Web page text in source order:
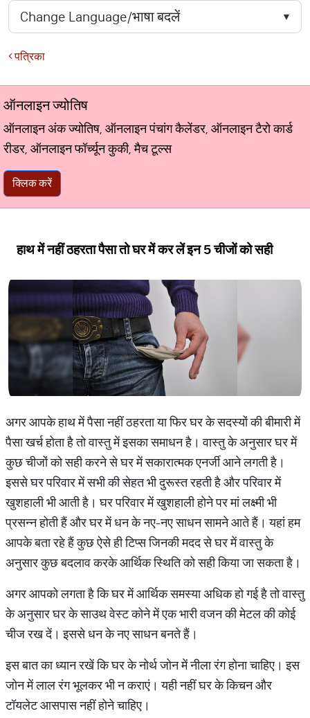
पत्रिका
ऑनलाइन ज्योतिष
ऑनलाइन अंक ज्योतिष, ऑनलाइन पंचांग कैलेंडर, ऑनलाइन टैरो कार्ड
रीडर, ऑनलाइन फॉर्च्यून कुकी, मैच टूल्स
क्लिक करें
हाथ में नहीं ठहरता पैसा तो घर में कर लें इन 5 चीजों को सही
अगर आपके हाथ में पैसा नहीं ठहरता या फिर घर के सदस्यों की बीमारी में
पैसा खर्च होता है तो वास्तु में इसका समाधन है। वास्तु के अनुसार घर में
कुछ चीजों को सही करने से घर में सकारात्मक एनर्जी आने लगती है।
इससे घर परिवार में सभी की सेहत भी दुरूस्त रहती है और परिवार में
खुशहाली भी आती है। घर परिवार में खुशहाली होने पर मां लक्ष्मी भी
प्रसन्न होती हैं और घर में धन के नए-नए साधन सामने आते हैं। यहां हम
आपके बता रहे हैं कुछ ऐसे ही टिप्स जिनकी मदद से घर में वास्तु के
अनुसार कुछ बदलाव करके आर्थिक स्थिति को सही किया जा सकता है।
अगर आपको लगता है कि घर में आर्थिक समस्या अधिक हो गई है तो वास्तु
के अनुसार घर के साउथ वेस्ट कोने में एक भारी वजन की मेटल की कोई
चीज रख दें। इससे धन के नए साधन बनते हैं।
इस बात का ध्यान रखें कि घर के नोर्थ जोन में नीला रंग होना चाहिए। इस
जोन में लाल रंग भूलकर भी न कराएं। यही नहीं घर के किचन और
टॉयलेट आसपास नहीं होने चाहिए।